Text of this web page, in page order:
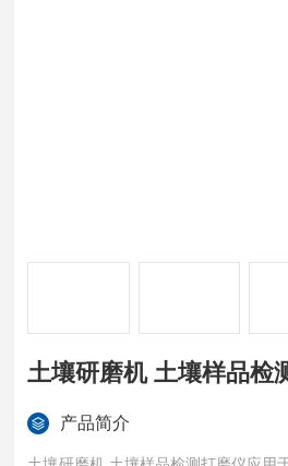
土壤研磨机 土壤样品检
产品简介